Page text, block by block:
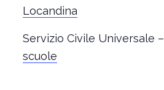
Locandina
Servizio Civile Universale –
scuole